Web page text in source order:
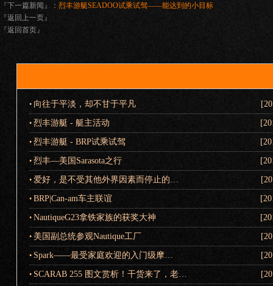
『下一篇新闻』： 烈丰游艇SEADOO试乘试驾——能达到的小目标
『返回上一页』
『返回首页』
• 向往于平淡，却不甘于平凡
• 烈丰游艇 - 艇主活动
• 烈丰游艇 - BRP试乘试驾
• 烈丰—美国Sarasota之行
• 爱好，是不受其他外界因素而停止的…
• BRP|Can-am车主联谊
• NautiqueG23拿铁家族的获奖大神
• 美国副总统参观Nautique工厂
• Spark——最受家庭欢迎的入门级摩…
• SCARAB 255 图文赏析！干货来了，老…